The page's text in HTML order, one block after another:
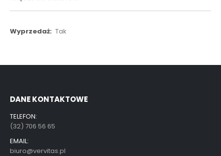
Więcej
Tak
DANE KONTAKTOWE
TELEFON:
(32) 706 56 65
EMAIL:
biuro@vervitas.pl